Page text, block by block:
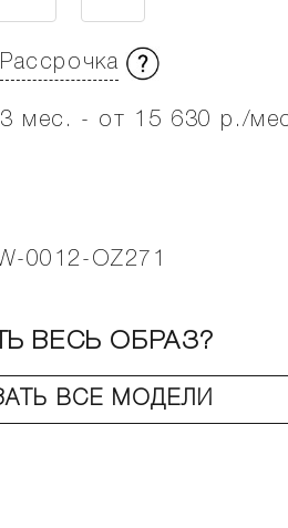
Рассрочка
3 мес. - от 15 630 р./
0012-OZ271
ВЕСЬ ОБРАЗ?
ВСЕ МОДЕЛИ